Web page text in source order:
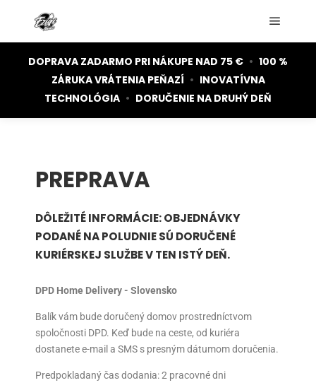
DOPRAVA ZADARMO PRI NÁKUPE NAD 75 € • 100 %
ZÁRUKA VRÁTENIA PEŇAZÍ • INOVATÍVNA
TECHNOLÓGIA • DORUČENIE NA DRUHÝ DEŇ
PREPRAVA
DÔLEŽITÉ INFORMÁCIE: OBJEDNÁVKY
PODANÉ NA POLUDNIE SÚ DORUČENÉ
KURIÉRSKEJ SLUŽBE V TEN ISTÝ DEŇ.
DPD Home Delivery - Slovensko
Balík vám bude doručený domov prostredníctvom
spoločnosti DPD. Keď bude na ceste, od kuriéra
dostanete e-mail a SMS s presným dátumom doručenia.
Predpokladaný čas dodania: 2 pracovné dni